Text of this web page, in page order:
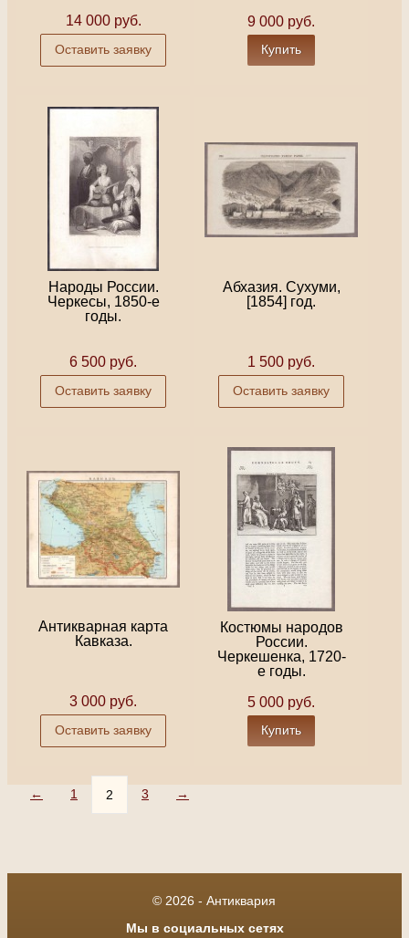
14 000 руб.
Оставить заявку
9 000 руб.
Купить
Народы России.
Черкесы, 1850-е
годы.
6 500 руб.
Оставить заявку
Абхазия. Сухуми,
[1854] год.
1 500 руб.
Оставить заявку
Антикварная карта
Кавказа.
3 000 руб.
Оставить заявку
Костюмы народов
России.
Черкешенка, 1720-
е годы.
5 000 руб.
Купить
← 1 2 3 →
© 2026 - Антиквария
Мы в социальных сетях